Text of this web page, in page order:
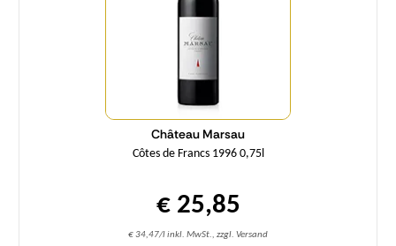
Château Marsau
Côtes de Francs 1996 0,75l
€ 25,85
€ 34,47/l inkl. MwSt., zzgl. Versand